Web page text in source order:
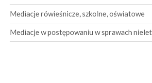
Mediacje rówieśnicze, szkolne, oświatowe
Mediacje w postępowaniu w sprawach